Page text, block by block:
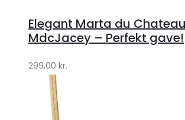
Klædeskabet.dk
Elegant Marta du
MdcJacey – Perfekt gave!
299,00 kr.